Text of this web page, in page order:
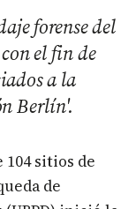
forense del
el fin de
a la
Berlín'.
sitios de
de